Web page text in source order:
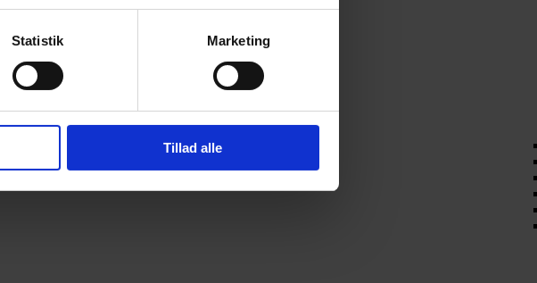
Statistik Marketing
Tillad alle